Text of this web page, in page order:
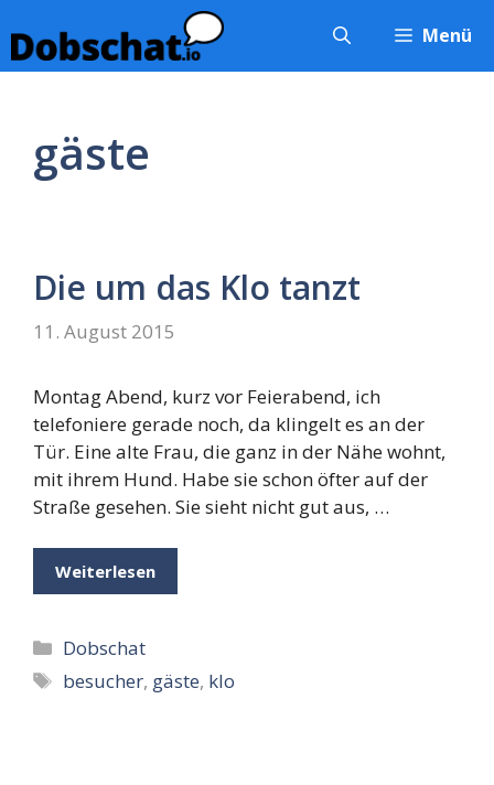
Inhalt
springen
Menü
gäste
Die um das Klo tanzt
11. August 2015
Montag Abend, kurz vor Feierabend, ich
telefoniere gerade noch, da klingelt es an der
Tür. Eine alte Frau, die ganz in der Nähe wohnt,
mit ihrem Hund. Habe sie schon öfter auf der
Straße gesehen. Sie sieht nicht gut aus, …
Weiterlesen
Kategorien
Dobschat
Schlagwörter
besucher, gäste, klo